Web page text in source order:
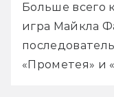
Больше всего
игра Майкла
«Прометея» и